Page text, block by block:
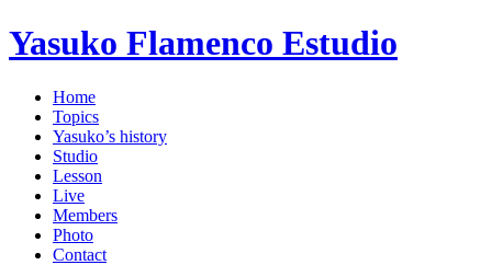
Yasuko Flamenco Estudio
Home
Topics
Yasuko’s history
Studio
Lesson
Live
Members
Photo
Contact